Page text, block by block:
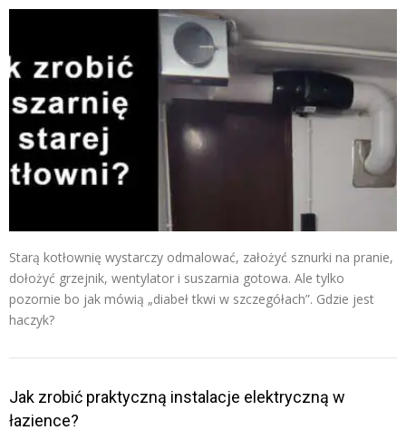
Starą kotłownię wystarczy odmalować, założyć sznurki na pranie,
dołożyć grzejnik, wentylator i suszarnia gotowa. Ale tylko
pozornie bo jak mówią „diabeł tkwi w szczegółach”. Gdzie jest
haczyk?
Jak zrobić praktyczną instalacje elektryczną w
łazience?